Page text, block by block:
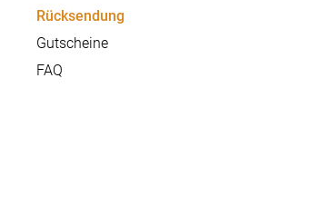
Rücksendung
Gutscheine
FAQ